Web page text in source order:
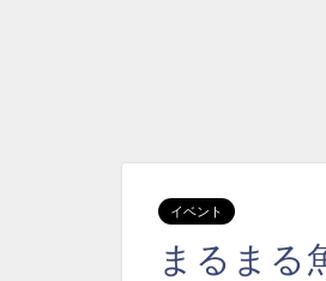
イベント
まるまる